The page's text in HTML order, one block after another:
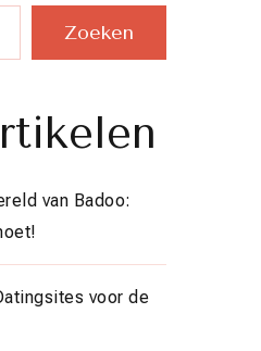
Zoeken
van Badoo:
voor de